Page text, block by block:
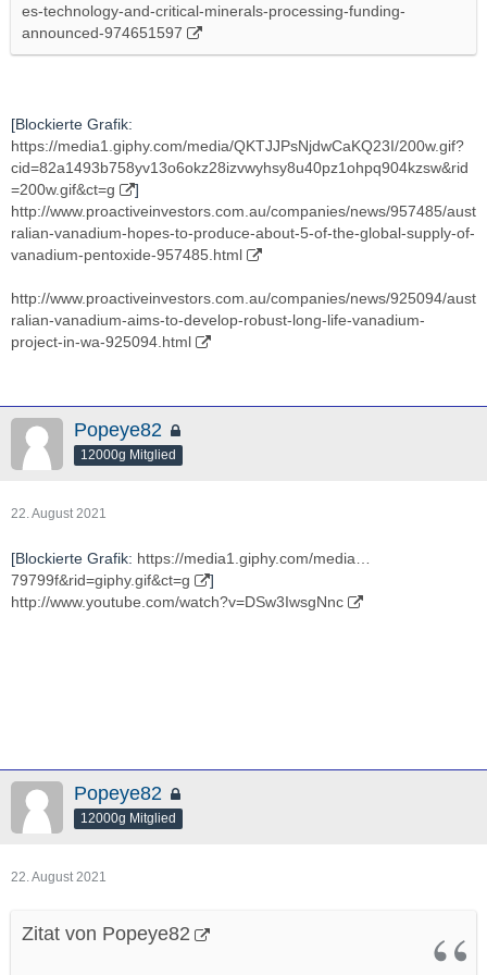
post_id=54978295&utm_term=BCI
es-technology-and-critical-minerals-processing-funding-
announced-974651597
[Blockierte Grafik:
https://media1.giphy.com/media/QKTJJPsNjdwCaKQ23I/200w.gif?
cid=82a1493b758yv13o6okz28izvwyhsy8u40pz1ohpq904kzsw&rid
=200w.gif&ct=g
]
http://www.proactiveinvestors.com.au/companies/news/957485/aust
ralian-vanadium-hopes-to-produce-about-5-of-the-global-supply-of-
vanadium-pentoxide-957485.html
http://www.proactiveinvestors.com.au/companies/news/925094/aust
ralian-vanadium-aims-to-develop-robust-long-life-vanadium-
project-in-wa-925094.html
Popeye82
12000g Mitglied
22. August 2021
[Blockierte Grafik: https://media1.giphy.com/media…
79799f&rid=giphy.gif&ct=g
]
http://www.youtube.com/watch?v=DSw3IwsgNnc
Popeye82
12000g Mitglied
22. August 2021
Zitat von Popeye82